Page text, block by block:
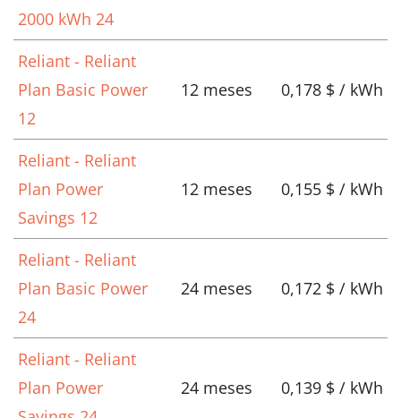
2000 kWh 24
Reliant - Reliant
Plan Basic Power
12
12 meses 0,178 $ / kWh
Reliant - Reliant
Plan Power
Savings 12
12 meses 0,155 $ / kWh
Reliant - Reliant
Plan Basic Power
24
24 meses 0,172 $ / kWh
Reliant - Reliant
Plan Power
24 meses 0,139 $ / kWh